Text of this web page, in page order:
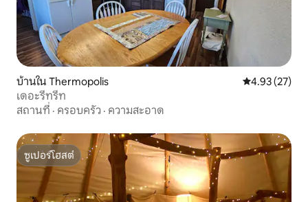
บ้านใน Thermopolis คะแนนเฉลี่ย
4.93 (27)
เดอะรีทรีท
สถานที่ · ครอบครัว · ความสะอาด
ซูเปอร์โฮสต์
ซูเปอร์โฮสต์